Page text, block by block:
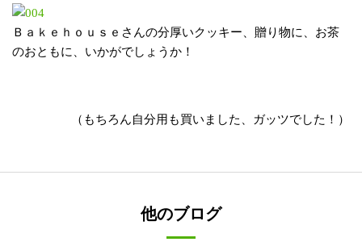
Ｂａｋｅｈｏｕｓｅさんの分厚いクッキー、贈り物に、お茶
のおともに、いかがでしょうか！
（もちろん自分用も買いました、ガッツでした！）
他のブログ